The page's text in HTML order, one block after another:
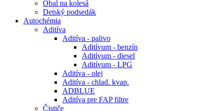
Obal na kolesá
Detský podsedák
Autochémia
Aditíva
Aditíva - palivo
Aditívum - benzín
Aditívum - diesel
Aditívum - LPG
Aditíva - olej
Aditíva - chlad. kvap.
ADBLUE
Aditíva pre FAP filtre
Čističe